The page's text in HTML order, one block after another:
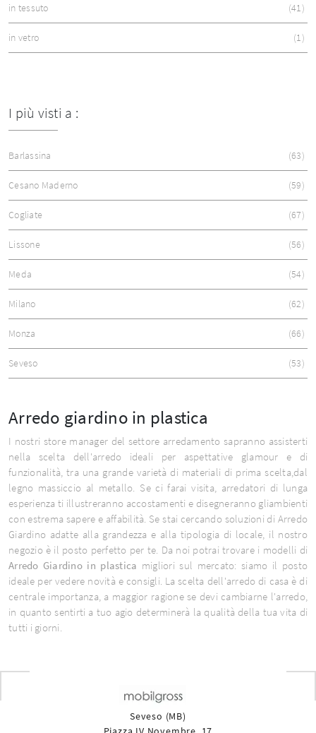
in tessuto 41
in vetro 1
I più visti a :
Barlassina 63
Cesano Maderno 59
Cogliate 67
Lissone 56
Meda 54
Milano 62
Monza 66
Seveso 53
Arredo giardino in plastica
I nostri store manager del settore arredamento sapranno assisterti
nella scelta dell'arredo ideali per aspettative glamour e di
funzionalità, tra una grande varietà di materiali di prima scelta,dal
legno massiccio al metallo. Se ci farai visita, arredatori di lunga
esperienza ti illustreranno accostamenti e disegneranno gliambienti
con estrema sapere e affabilità. Se stai cercando soluzioni di Arredo
Giardino adatte alla grandezza e alla tipologia di locale, il nostro
negozio è il posto perfetto per te. Da noi potrai trovare i modelli di
Arredo Giardino in plastica migliori sul mercato: siamo il posto
ideale per vedere novità e consigli. La scelta dell'arredo di casa è di
centrale importanza, a maggior ragione se devi cambiarne l'arredo,
in quanto sentirti a tuo agio determinerà la qualità della tua vita di
tutti i giorni.
Seveso (MB)